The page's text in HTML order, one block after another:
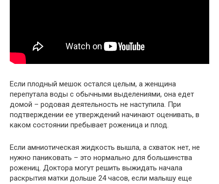
Если плодный мешок остался целым, а женщина
перепутала воды с обычными выделениями, она едет
домой – родовая деятельность не наступила. При
подтверждении ее утверждений начинают оценивать, в
каком состоянии пребывает роженица и плод.
Если амниотическая жидкость вышла, а схваток нет, не
нужно паниковать – это нормально для большинства
рожениц. Доктора могут решить выжидать начала
раскрытия матки дольше 24 часов, если малышу еще